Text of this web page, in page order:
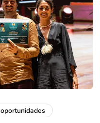
oportunidades